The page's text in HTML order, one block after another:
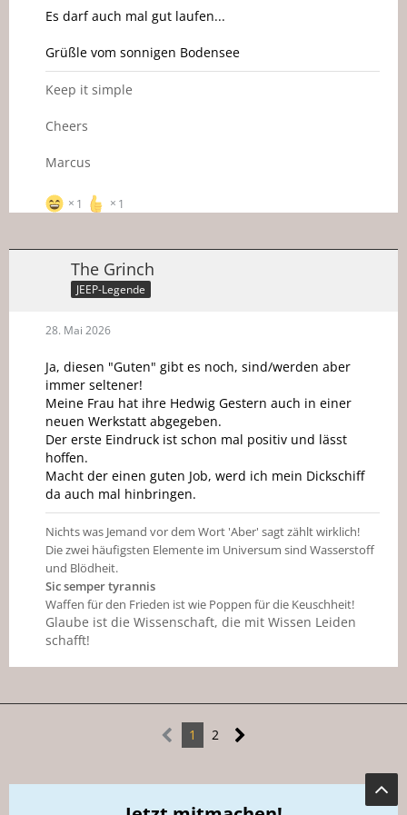
Es darf auch mal gut laufen...
Grüßle vom sonnigen Bodensee
Keep it simple
Cheers
Marcus
1 1
The Grinch
JEEP-Legende
28. Mai 2026
Ja, diesen "Guten" gibt es noch, sind/werden aber
immer seltener!
Meine Frau hat ihre Hedwig Gestern auch in einer
neuen Werkstatt abgegeben.
Der erste Eindruck ist schon mal positiv und lässt
hoffen.
Macht der einen guten Job, werd ich mein Dickschiff
da auch mal hinbringen.
Nichts was Jemand vor dem Wort 'Aber' sagt zählt wirklich!
Die zwei häufigsten Elemente im Universum sind Wasserstoff
und Blödheit.
Sic semper tyrannis
Waffen für den Frieden ist wie Poppen für die Keuschheit!
Glaube ist die Wissenschaft, die mit Wissen Leiden
schafft!
1 2